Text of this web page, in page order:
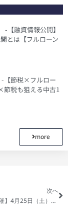
【融資情報公開】
とは【フルローン
-【節税×フルロー
税も狙える中古1
more
次へ
【オンライン開催】4月25日（土） -【フルローン実績有り】今聞くべき”融資戦略”とは？金融機関詳細解説します